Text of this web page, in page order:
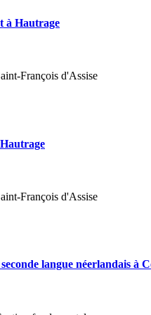
à Hautrage
François d'Assise
François d'Assise
langue néerlandais à